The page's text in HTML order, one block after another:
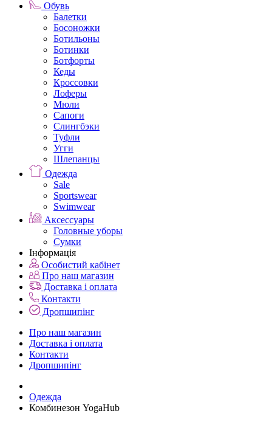
Обувь
Балетки
Босоножки
Ботильоны
Ботинки
Ботфорты
Кеды
Кроссовки
Лоферы
Мюли
Сапоги
Слингбэки
Туфли
Угги
Шлепанцы
Одежда
Sale
Sportswear
Swimwear
Аксессуары
Головные уборы
Сумки
Інформація
Особистий кабінет
Про наш магазин
Доставка і оплата
Контакти
Дропшипінг
Про наш магазин
Доставка і оплата
Контакти
Дропшипінг
Одежда
Комбинезон YogaHub